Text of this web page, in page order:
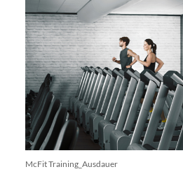
McFit Training_Ausdauer